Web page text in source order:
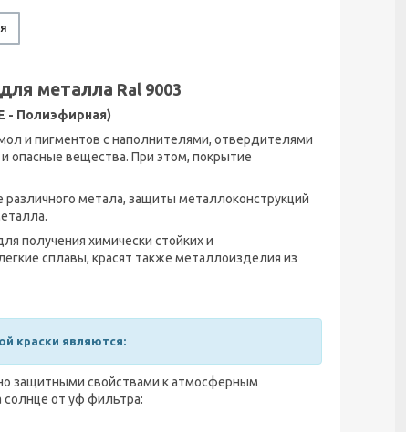
для металла Ral 9003
- Полиэфирная)
и пигментов с наполнителями, отвердителями
опасные вещества. При этом, покрытие
метала, защиты металлоконструкций
получения химически стойких и
сплавы, красят также металлоизделия из
краски являются:
защитными свойствами к атмосферным
солнце от уф фильтра: